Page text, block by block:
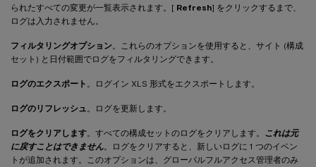
られたすべての変更が一覧表示されます。[ Refresh] をクリックするまで、
ログは入力されません。
フィルタリングオプション。これらのオプションを使用すると、サイト (構成
セット) と日付範囲でログをフィルタリングできます。
ログのエクスポート 。ログイン XLS 形式をエクスポートします。
ログのリフレッシュ 。ログを更新します。
ログをクリアします。すべての構成セットのログをクリアします。
これは元
に戻すことはできません。ログをクリアすると、新しいログに 1 つのイベン
トが追加されます。このオプションは、グローバルフルアクセス管理者のみ